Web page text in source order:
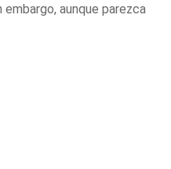
aunque parezca